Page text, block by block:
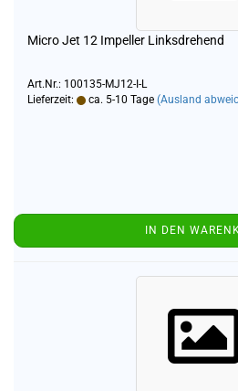
Micro Jet 12 Impeller Linksdrehend
Art.Nr.: 100135-MJ12-I-L
Lieferzeit:
ca. 5-10 Tage (Ausland
IN DEN